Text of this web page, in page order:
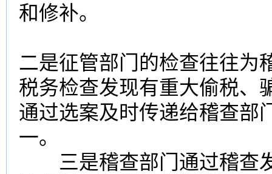
和修补。
二是征管部门的检查往往为
税务检查发现有重大偷税、
通过选案及时传递给稽查部
一。
三是稽查部门通过稽查